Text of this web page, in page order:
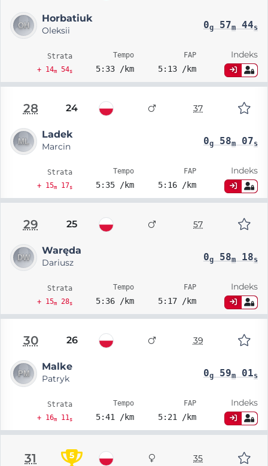
Horbatiuk
Oleksii 0g57m44s
Strata
+ 14m54s
Tempo
5:33 /km
FAP
5:13 /km
Indeks
28 24 37
Ladek
Marcin 0g58m07s
Strata
+ 15m17s
Tempo
5:35 /km
FAP
5:16 /km
Indeks
29 25 57
Waręda
Dariusz 0g58m18s
Strata
+ 15m28s
Tempo
5:36 /km
FAP
5:17 /km
Indeks
30 26 39
Malke
Patryk 0g59m01s
Strata
+ 16m11s
Tempo
5:41 /km
FAP
5:21 /km
Indeks
31 5 35